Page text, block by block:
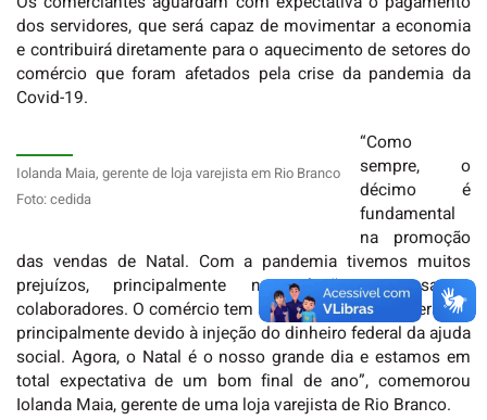
dos servidores, que será capaz de movimentar a economia
e contribuirá diretamente para o aquecimento de setores do
comércio que foram afetados pela crise da pandemia da
Covid-19.
Iolanda Maia, gerente de loja varejista em Rio Branco
Foto: cedida
“Como
sempre, o
décimo é
fundamental
na promoção
das vendas de Natal. Com a pandemia tivemos muitos
prejuízos, principalmente na relação empresa e
colaboradores. O comércio tem se mantido em recuperação,
principalmente devido à injeção do dinheiro federal da ajuda
social. Agora, o Natal é o nosso grande dia e estamos em
total expectativa de um bom final de ano”, comemorou
Iolanda Maia, gerente de uma loja varejista de Rio Branco.